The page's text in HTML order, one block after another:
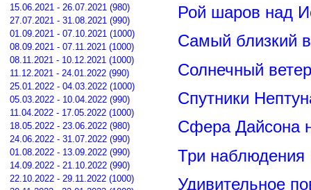
15.06.2021 - 26.07.2021 (980)
27.07.2021 - 31.08.2021 (990)
01.09.2021 - 07.10.2021 (1000)
08.09.2021 - 07.11.2021 (1000)
08.11.2021 - 10.12.2021 (1000)
11.12.2021 - 24.01.2022 (990)
25.01.2022 - 04.03.2022 (1000)
05.03.2022 - 10.04.2022 (990)
11.04.2022 - 17.05.2022 (1000)
18.05.2022 - 23.06.2022 (980)
24.06.2022 - 31.07.2022 (990)
01.08.2022 - 13.09.2022 (990)
14.09.2022 - 21.10.2022 (990)
22.10.2022 - 29.11.2022 (1000)
Рой шаров над
Самый близкий
Солнечный
Спутники
Сфера Дайсона
Три
Удивительное